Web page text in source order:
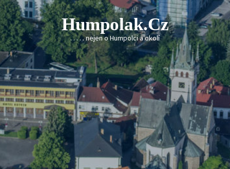
Skip
to
content
Humpolak.cz
. . . . . nejen o Humpolci a okolí